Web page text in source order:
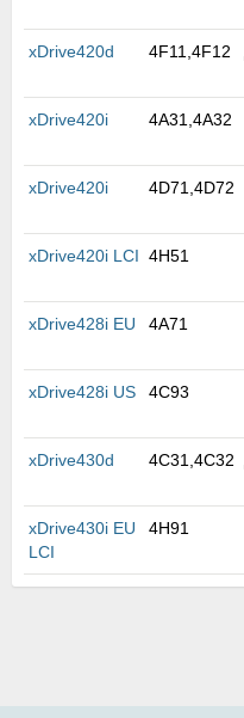
xDrive420d 4F11,4F12
xDrive420i 4A31,4A32
xDrive420i 4D71,4D72
xDrive420i LCI 4H51
xDrive428i EU 4A71
xDrive428i US 4C93
xDrive430d 4C31,4C32
xDrive430i EU
LCI
4H91